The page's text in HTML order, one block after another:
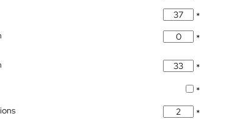
*
*
*
*
*